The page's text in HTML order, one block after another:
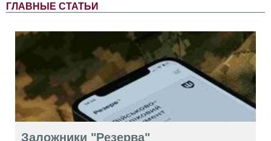
ГЛАВНЫЕ СТАТЬИ
Заложники "Резерва"